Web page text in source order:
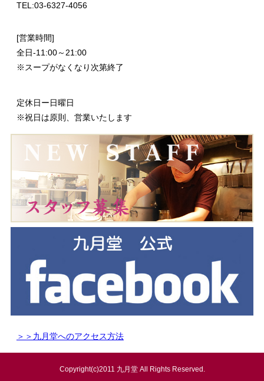
TEL:03-6327-4056
[営業時間]
全日-11:00～21:00
※スープがなくなり次第終了
定休日ー日曜日
※祝日は原則、営業いたします
＞＞九月堂へのアクセス方法
Copyright(c)2011 九月堂 All Rights Reserved.